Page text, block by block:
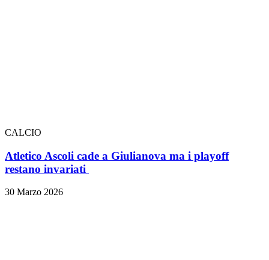
CALCIO
Atletico Ascoli cade a Giulianova ma i playoff
restano invariati
30 Marzo 2026